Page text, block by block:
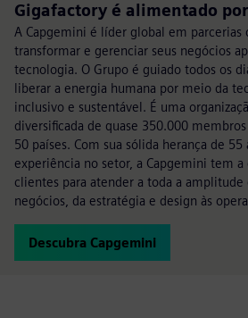
Gigafactory é alimentado
A Capgemini é líder global em parcerias
transformar e gerenciar seus negócios
tecnologia. O Grupo é guiado todos os
liberar a energia humana por meio da
inclusivo e sustentável. É uma
diversificada de quase 350.000
50 países. Com sua sólida herança de 55
experiência no setor, a Capgemini tem a
clientes para atender a toda a amplitude
negócios, da estratégia e design às
Descubra Capgemini